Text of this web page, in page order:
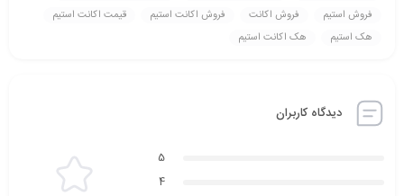
فروش استیم
فروش اکانت فروش اکانت استیم
قيمت اکانت استیم
هک استیم
هک اکانت استیم
دیدگاه کاربران
5
4